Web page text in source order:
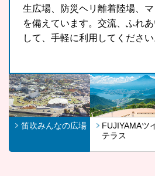
生広場、防災ヘリ離着陸場、
を備えています。交流、ふれ
して、手軽に利用してください
文化遺産に登録されている富
スポットです。
に、もっと多くの観光客の皆
さんに召し上がっていただき
発したラーほー。お気に入りの
笛吹みんなの広場
FUJIYAMAツ
テラス